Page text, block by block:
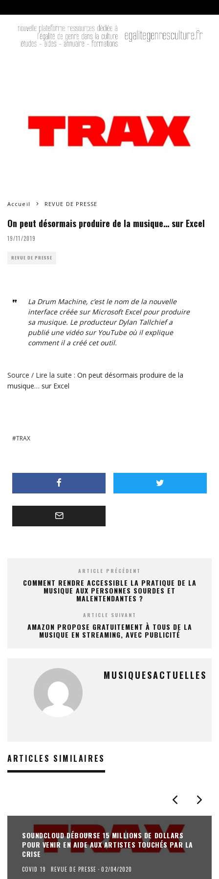
Accueil REVUE DE PRESSE
On peut désormais produire de la musique… sur Excel
19/11/2019
REVUE DE PRESSE
La Drum Machine, c’est le nom de la nouvelle
interface créée sur Microsoft Excel pour produire
sa musique. Le producteurDylan Tallchiefa
publié une vidéosur YouTube où il explique
comment il a créé cet outil.
Source / Lire la suite : On peut désormais produire de la
musique… sur Excel
TRAX
ARTICLE PRÉCÉDENT
COMMENT RENDRE ACCESSIBLE LA PRATIQUE DE LA
MUSIQUE AUX PERSONNES SOURDES ET
MALENTENDANTES ?
ARTICLE SUIVANT
AMAZON PROPOSE GRATUITEMENT À TOUS DE LA
MUSIQUE EN STREAMING, AVEC PUBLICITÉ
MUSIQUESACTUELLES
ARTICLES SIMILAIRES
SOUNDCLOUD DÉBOURSE 15 MILLIONS DE DOLLARS
POUR VENIR EN AIDE AUX ARTISTES TOUCHÉS PAR LA
CRISE
COVID 19 REVUE DE PRESSE · 02/04/2020